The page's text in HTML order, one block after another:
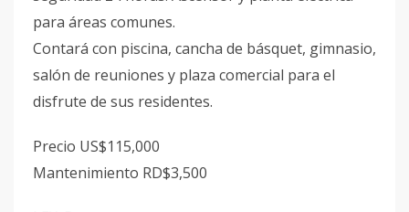
para áreas comunes.
Contará con piscina, cancha de básquet, gimnasio,
salón de reuniones y plaza comercial para el
disfrute de sus residentes.
Precio US$115,000
Mantenimiento RD$3,500